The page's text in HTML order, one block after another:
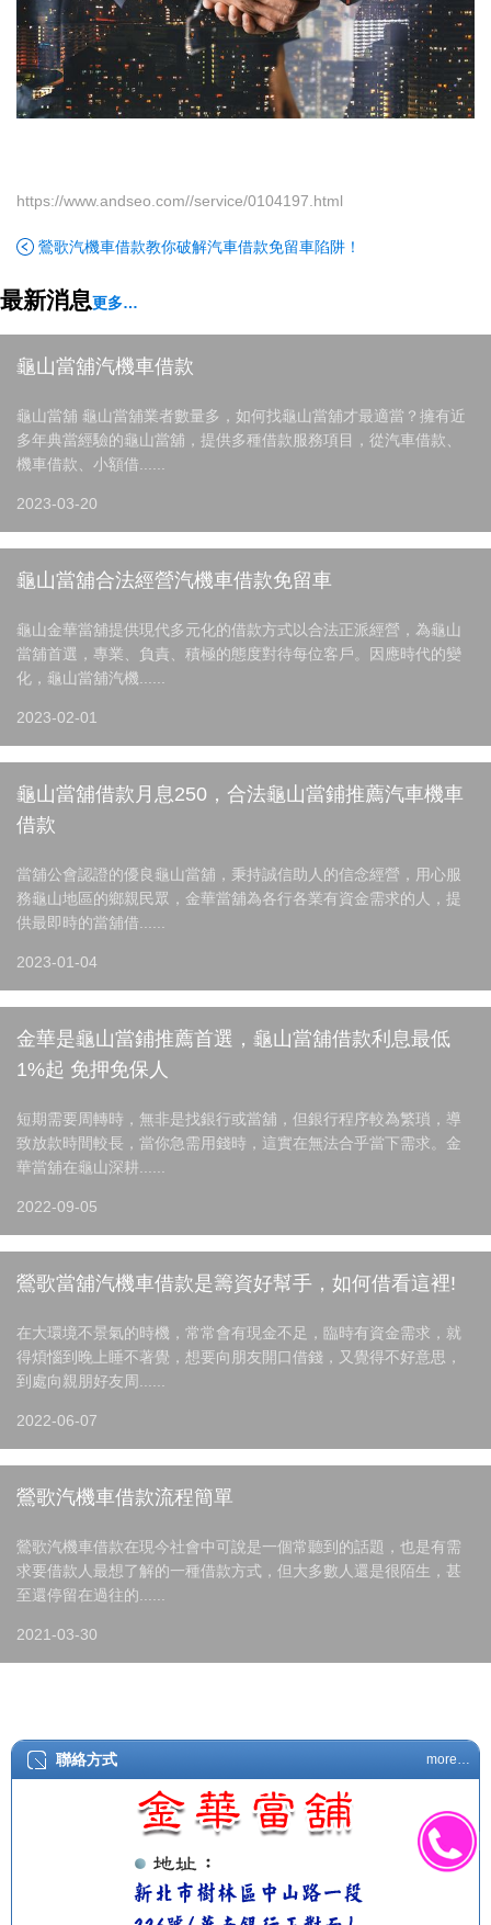
https://www.andseo.com//service/0104197.html
鶯歌汽機車借款教你破解汽車借款免留車陷阱！
最新消息更多…
龜山當舖汽機車借款
龜山當舖 龜山當舖業者數量多，如何找龜山當舖才最適當？擁有近
多年典當經驗的龜山當舖，提供多種借款服務項目，從汽車借款、
機車借款、小額借......
2023-03-20
龜山當舖合法經營汽機車借款免留車
龜山金華當舖提供現代多元化的借款方式以合法正派經營，為龜山
當舖首選，專業、負責、積極的態度對待每位客戶。因應時代的變
化，龜山當舖汽機......
2023-02-01
龜山當舖借款月息250，合法龜山當鋪推薦汽車機車
借款
當舖公會認證的優良龜山當舖，秉持誠信助人的信念經營，用心服
務龜山地區的鄉親民眾，金華當舖為各行各業有資金需求的人，提
供最即時的當舖借......
2023-01-04
金華是龜山當鋪推薦首選，龜山當舖借款利息最低
1%起 免押免保人
短期需要周轉時，無非是找銀行或當舖，但銀行程序較為繁瑣，導
致放款時間較長，當你急需用錢時，這實在無法合乎當下需求。金
華當舖在龜山深耕......
2022-09-05
鶯歌當舖汽機車借款是籌資好幫手，如何借看這裡!
在大環境不景氣的時機，常常會有現金不足，臨時有資金需求，就
得煩惱到晚上睡不著覺，想要向朋友開口借錢，又覺得不好意思，
到處向親朋好友周......
2022-06-07
鶯歌汽機車借款流程簡單
鶯歌汽機車借款在現今社會中可說是一個常聽到的話題，也是有需
求要借款人最想了解的一種借款方式，但大多數人還是很陌生，甚
至還停留在過往的......
2021-03-30
聯絡方式 more…